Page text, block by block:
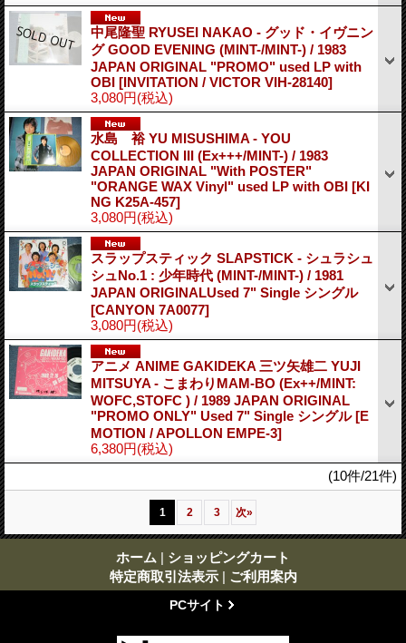
中尾隆聖 RYUSEI NAKAO - グッド・イヴニン
グ GOOD EVENING (MINT-/MINT-) / 1983
JAPAN ORIGINAL "PROMO" used LP with
OBI [INVITATION / VICTOR VIH-28140]
3,080円(税込)
水島 裕 YU MISUSHIMA - YOU
COLLECTION III (Ex+++/MINT-) / 1983
JAPAN ORIGINAL "With POSTER"
"ORANGE WAX Vinyl" used LP with OBI [KI
NG K25A-457]
3,080円(税込)
スラップスティック SLAPSTICK - シュラシュ
シュNo.1 : 少年時代 (MINT-/MINT-) / 1981
JAPAN ORIGINALUsed 7" Single シングル
[CANYON 7A0077]
3,080円(税込)
アニメ ANIME GAKIDEKA 三ツ矢雄二 YUJI
MITSUYA - こまわりMAM-BO (Ex++/MINT:
WOFC,STOFC ) / 1989 JAPAN ORIGINAL
"PROMO ONLY" Used 7" Single シングル[E
MOTION / APOLLON EMPE-3]
6,380円(税込)
(10件/21件)
1 2 3 次»
ホーム | ショッピングカート
特定商取引法表示 | ご利用案内
PCサイト